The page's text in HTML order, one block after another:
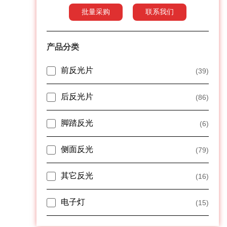
批量采购 联系我们
产品分类
前反光片 (39)
后反光片 (86)
脚踏反光 (6)
侧面反光 (79)
其它反光 (16)
电子灯 (15)